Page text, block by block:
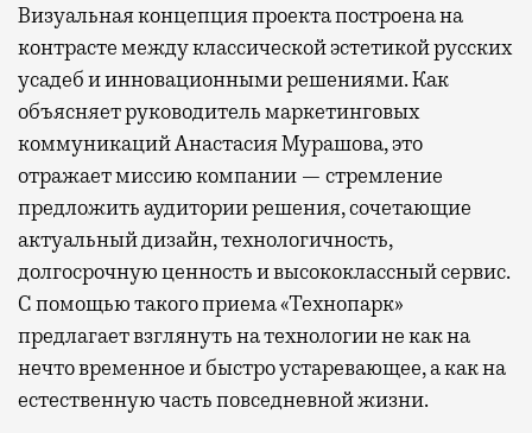
Визуальная концепция проекта построена на
контрасте между классической эстетикой русских
усадеб и инновационными решениями. Как
объясняет руководитель маркетинговых
коммуникаций Анастасия Мурашова, это
отражает миссию компании — стремление
предложить аудитории решения, сочетающие
актуальный дизайн, технологичность,
долгосрочную ценность и высококлассный сервис.
С помощью такого приема «Технопарк»
предлагает взглянуть на технологии не как на
нечто временное и быстро устаревающее, а как на
естественную часть повседневной жизни.